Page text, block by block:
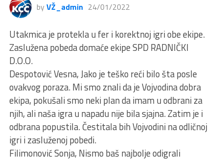
by VŽ_admin 24/01/2022
Utakmica je protekla u fer i korektnoj igri obe ekipe.
Zaslužena pobeda domaće ekipe SPD RADNIČKI
D.O.O.
Despotović Vesna, Jako je teško reći bilo šta posle
ovakvog poraza. Mi smo znali da je Vojvodina dobra
ekipa, pokušali smo neki plan da imam u odbrani za
njih, ali naša igra u napadu nije bila sjajna. Zatim je i
odbrana popustila. Čestitala bih Vojvodini na odličnoj
igri i zasluženoj pobedi.
Filimonović Sonja, Nismo baš najbolje odigrali